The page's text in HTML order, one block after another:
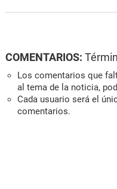
COMENTARIOS:
Los comentarios que
al tema de la noticia,
Cada usuario será el
comentarios.